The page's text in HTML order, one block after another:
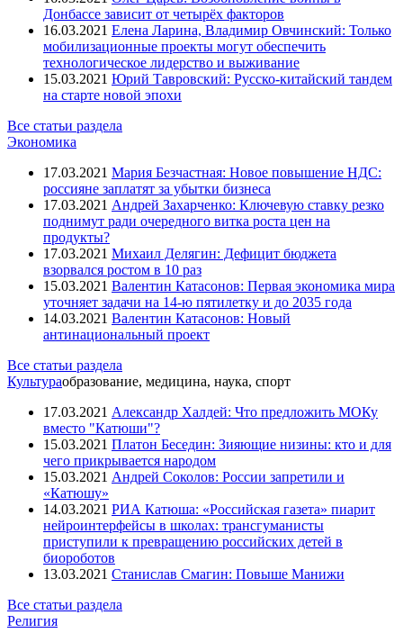
Донбассе зависит от четырёх факторов
16.03.2021 Елена Ларина, Владимир Овчинский: Только
мобилизационные проекты могут обеспечить
технологическое лидерство и выживание
15.03.2021 Юрий Тавровский: Русско-китайский тандем
на старте новой эпохи
Все статьи раздела
Экономика
17.03.2021 Мария Безчастная: Новое повышение НДС:
россияне заплатят за убытки бизнеса
17.03.2021 Андрей Захарченко: Ключевую ставку резко
поднимут ради очередного витка роста цен на
продукты?
17.03.2021 Михаил Делягин: Дефицит бюджета
взорвался ростом в 10 раз
15.03.2021 Валентин Катасонов: Первая экономика мира
уточняет задачи на 14-ю пятилетку и до 2035 года
14.03.2021 Валентин Катасонов: Новый
антинациональный проект
Все статьи раздела
Культураобразование, медицина, наука, спорт
17.03.2021 Александр Халдей: Что предложить МОКу
вместо "Катюши"?
15.03.2021 Платон Беседин: Зияющие низины: кто и для
чего прикрывается народом
15.03.2021 Андрей Соколов: России запретили и
«Катюшу»
14.03.2021 РИА Катюша: «Российская газета» пиарит
нейроинтерфейсы в школах: трансгуманисты
приступили к превращению российских детей в
биороботов
13.03.2021 Станислав Смагин: Повыше Манижи
Все статьи раздела
Религия